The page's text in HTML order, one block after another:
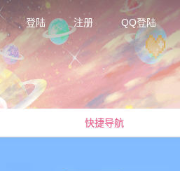
登陆 注册 QQ登陆
快捷导航